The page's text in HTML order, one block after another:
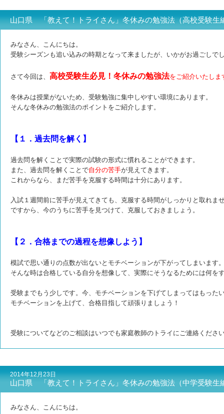
山口県 「教えて！トライさん」冬休みの勉強法（高校受験生
みなさん、こんにちは。
受験シーズンも追い込みの時期となって来ましたが、いかがお過ごしで
さて今回は、 高校受験生必見！冬休みの勉強法をご紹介いたしま
冬休みは授業がないため、受験勉強に集中しやすい環境にあります。
そんな冬休みの勉強法のポイントをご紹介します。
【１．過去問を解く】
過去問を解くことで実際の試験の形式に慣れることができます。
また、過去問を解くことで自分の苦手が見えてきます。
これからなら、まだ苦手を克服する時間は十分にあります。
入試１週間前に苦手が見えてきても、克服する時間がしっかりと取れま
ですから、今のうちに苦手を見つけて、克服しておきましょう。
【２．合格までの過程を想像しよう】
模試で思い通りの点数が出ないとモチベーションが下がってしまいます
そんな時は合格している自分を想像して、実際にそうなるためには何を
受験までもう少しです。今、モチベーションを下げてしまってはもった
モチベーションを上げて、合格目指して頑張りましょう！
受験についてなどのご相談はいつでも家庭教師のトライにご連絡くださ
2014年12月23日
山口県 「教えて！トライさん」冬休みの勉強法（中学受験生
みなさん、こんにちは。